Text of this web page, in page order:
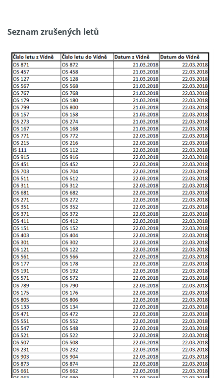
Seznam zrušených letů